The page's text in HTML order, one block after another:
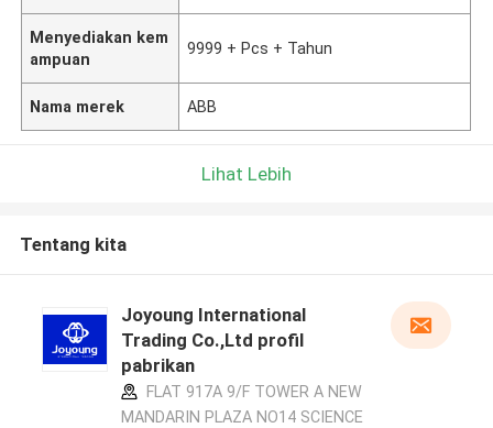
Menyediakan kem
ampuan
9999 + Pcs + Tahun
Nama merek ABB
Lihat Lebih
Tentang kita
Joyoung International
Trading Co.,Ltd profil
pabrikan
FLAT 917A 9/F TOWER A NEW
MANDARIN PLAZA NO14 SCIENCE